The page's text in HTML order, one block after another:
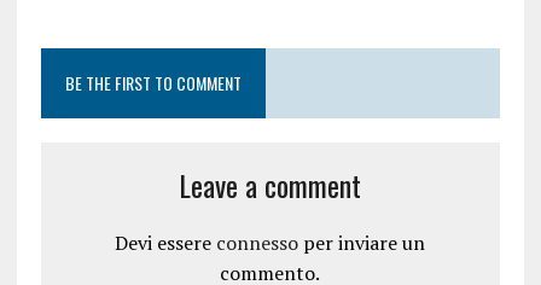
BE THE FIRST TO COMMENT
Leave a comment
Devi essere connesso per inviare un
commento.